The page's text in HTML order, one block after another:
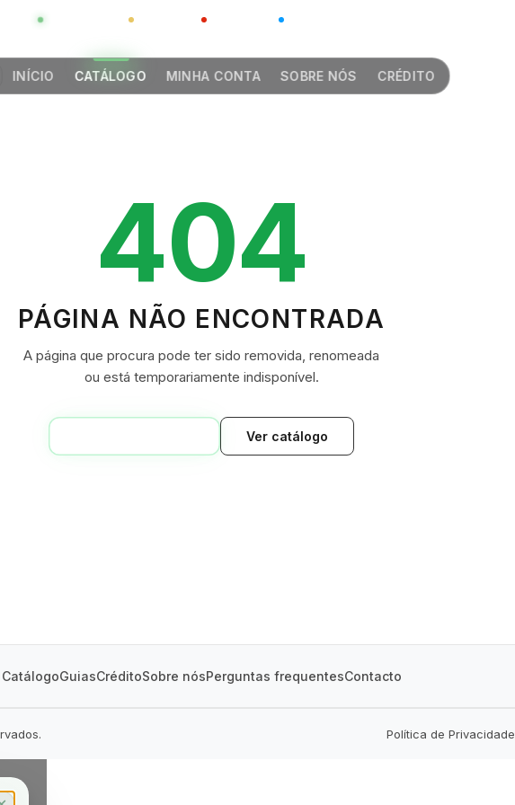
GLOBAL CHINA
INÍCIO CATÁLOGO MINHA CONTA SOBRE NÓS CRÉDITO
GREEN VILLAGE
404
PÁGINA NÃO ENCONTRADA
A página que procura pode ter sido removida, renomeada
ou está temporariamente indisponível.
Ver catálogo
CatálogoGuiasCréditoSobre nósPerguntas frequentesContacto
Política de Privacidade